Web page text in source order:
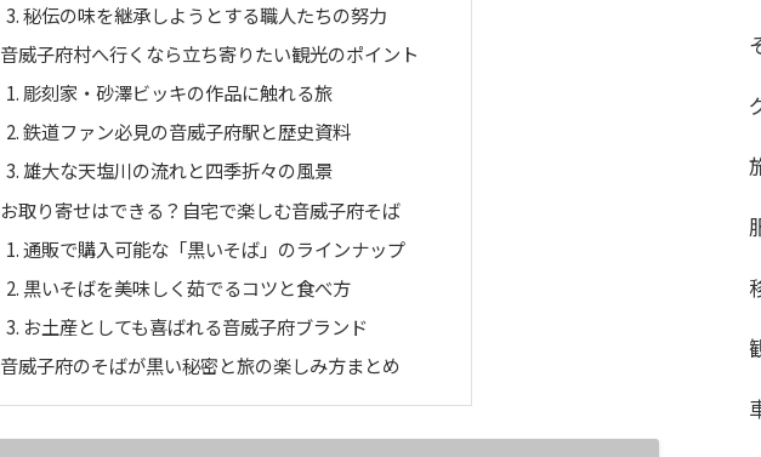
秘伝の味を継承しようとする職人たちの努力
音威子府村へ行くなら立ち寄りたい観光のポイント
彫刻家・砂澤ビッキの作品に触れる旅
鉄道ファン必見の音威子府駅と歴史資料
雄大な天塩川の流れと四季折々の風景
お取り寄せはできる？自宅で楽しむ音威子府そば
通販で購入可能な「黒いそば」のラインナップ
黒いそばを美味しく茹でるコツと食べ方
お土産としても喜ばれる音威子府ブランド
音威子府のそばが黒い秘密と旅の楽しみ方まとめ